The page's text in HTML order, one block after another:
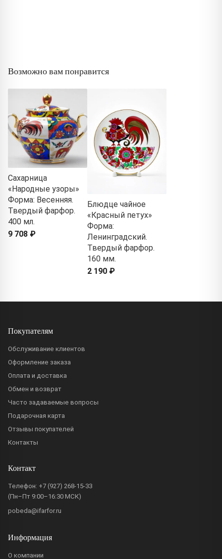
Возможно вам понравится
Сахарница
«Народные узоры»
Форма: Весенняя.
Твердый фарфор.
400 мл.
9 708 ₽
Блюдце чайное
«Красный петух»
Форма:
Ленинградский.
Твердый фарфор.
160 мм.
2 190 ₽
Покупателям
Обслуживание клиентов
Оформление заказа
Оплата и доставка
Обмен и возврат
Часто задаваемые вопросы
Подарочная карта
Отзывы покупателей
Контакты
Контакт
Телефон: +7 (927) 268-15-33
(Пн–Пт 9:00–16:30 МСК)
pobeda@ifarfor.ru
Информация
О компании